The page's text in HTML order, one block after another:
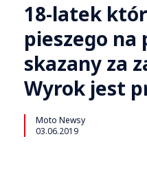
18-latek
pieszego na
skazany za
Wyrok jest
Moto Newsy
03.06.2019